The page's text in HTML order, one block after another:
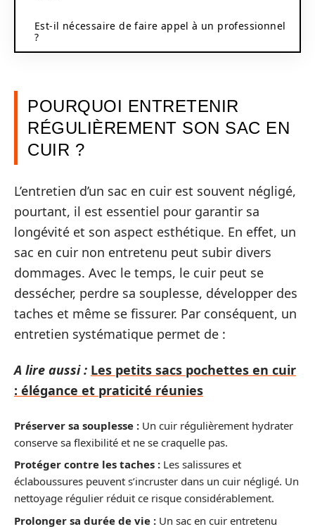
Est-il nécessaire de faire appel à un professionnel
?
POURQUOI ENTRETENIR
RÉGULIÈREMENT SON SAC EN
CUIR ?
L’entretien d’un sac en cuir est souvent négligé,
pourtant, il est essentiel pour garantir sa
longévité et son aspect esthétique. En effet, un
sac en cuir non entretenu peut subir divers
dommages. Avec le temps, le cuir peut se
dessécher, perdre sa souplesse, développer des
taches et même se fissurer. Par conséquent, un
entretien systématique permet de :
A lire aussi : Les petits sacs pochettes en cuir
: élégance et praticité réunies
Préserver sa souplesse : Un cuir régulièrement hydrater
conserve sa flexibilité et ne se craquelle pas.
Protéger contre les taches : Les salissures et
éclaboussures peuvent s’incruster dans un cuir négligé. Un
nettoyage régulier réduit ce risque considérablement.
Prolonger sa durée de vie : Un sac en cuir entretenu